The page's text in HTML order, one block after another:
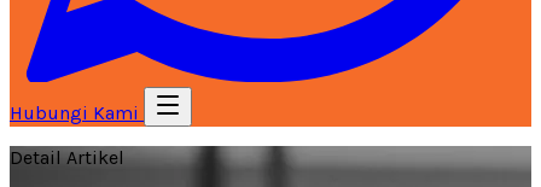
Hubungi Kami
Detail Artikel